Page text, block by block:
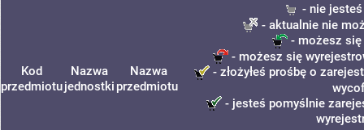
Kod
przedmiotu
Nazwa
jednostki
Nazwa
przedmiotu
- nie
- aktualnie nie
- możesz
- możesz się
- złożyłeś prośbę o
- jesteś pomyślnie